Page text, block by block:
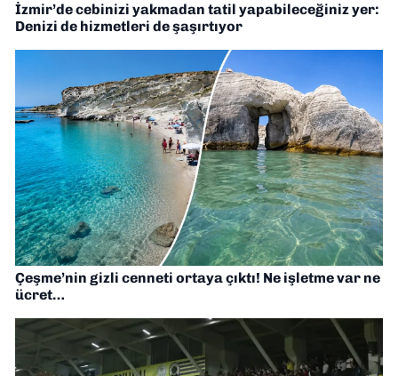
İzmir’de cebinizi yakmadan tatil yapabileceğiniz yer:
Denizi de hizmetleri de şaşırtıyor
Çeşme’nin gizli cenneti ortaya çıktı! Ne işletme var ne
ücret…